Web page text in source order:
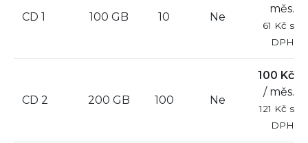
CD 1 100 GB 10 Ne
měs.
61 Kč s
DPH
CD 2 200 GB 100 Ne
100 Kč
/ měs.
121 Kč s
DPH